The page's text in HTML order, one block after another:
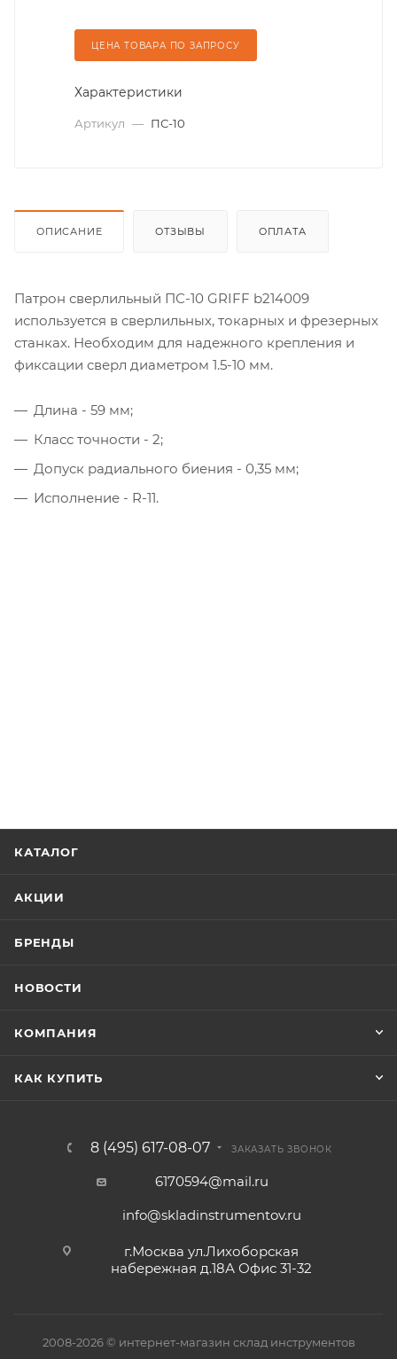
ЦЕНА ТОВАРА ПО ЗАПРОСУ
Характеристики
Артикул — ПС-10
ОПИСАНИЕ ОТЗЫВЫ ОПЛАТА
Патрон сверлильный ПС-10 GRIFF b214009
используется в сверлильных, токарных и фрезерных
станках. Необходим для надежного крепления и
фиксации сверл диаметром 1.5-10 мм.
Длина - 59 мм;
Класс точности - 2;
Допуск радиального биения - 0,35 мм;
Исполнение - R-11.
КАТАЛОГ
АКЦИИ
БРЕНДЫ
НОВОСТИ
КОМПАНИЯ
КАК КУПИТЬ
8 (495) 617-08-07 ЗАКАЗАТЬ ЗВОНОК
6170594@mail.ru
info@skladinstrumentov.ru
г.Москва ул.Лихоборская
набережная д.18А Офис 31-32
2008-2026 © интернет-магазин склад инструментов